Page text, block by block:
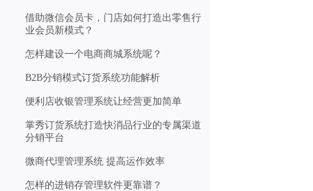
借助微信会员卡，门店如何打造出零售行
业会员新模式？
怎样建设一个电商商城系统呢？
B2B分销模式订货系统功能解析
便利店收银管理系统让经营更加简单
掌秀订货系统打造快消品行业的专属渠道
分销平台
微商代理管理系统 提高运作效率
怎样的进销存管理软件更靠谱？